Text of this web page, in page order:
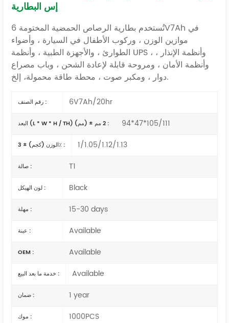
إس البطارية
تُستخدم بطارية الرصاص الحمضية المختومة 6V7Ah في
موازين الوزن ، وركوب الأطفال في السيارة ، وأضواء
الطوارئ ، والأجهزة الطبية ، وأنظمة UPS ، وأنظمة الإنذار ،
وأنظمة الأمان ، ومروحة قابلة لإعادة الشحن ، وباب مصراع
دوار ، ومكبر صوت ، محطة طاقة محمولة، إلخ.
رقم الصنف : 6V7Ah/20hr
البعد (L * W * H / TH) (مم) ± 2 مم : 94*47*105/111
الوزن (كجم) ± 3٪ : 1/1.05/1.12/1.13
صالة : T1
لون الهيكل : Black
مهلة : 15-30 days
عينة : Available
OEM : Available
خدمة ما بعد البيع : Available
ضمان : 1 year
موك : 1000PCS